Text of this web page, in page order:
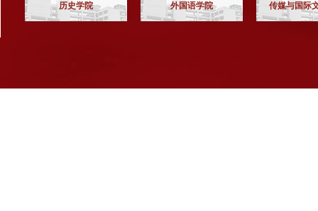
历史学院 外国语学院 传媒与国际